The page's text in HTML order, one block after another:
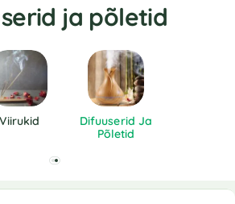
ja põletid
Viirukid
Difuuserid Ja
Põletid